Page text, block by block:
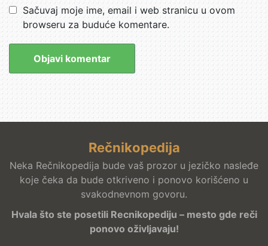
Sačuvaj moje ime, email i web stranicu u ovom
browseru za buduće komentare.
Rečnikopedija
Neka Rečnikopedija bude vaš prozor u jezičko nasleđe
koje čeka da bude otkriveno i ponovo korišćeno u
svakodnevnom govoru.
Hvala što ste posetili Recnikopediju – mesto gde reči
ponovo oživljavaju!